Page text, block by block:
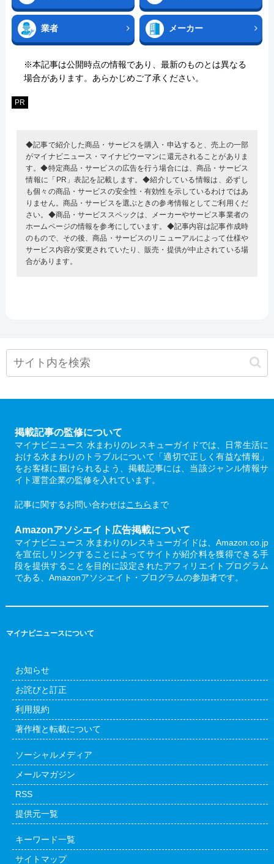
業者 メーカー
※本記事は公開時点の情報であり、最新のものとは異なる
場合があります。あらかじめご了承ください。
PR
◆記事で紹介した商品・サービスを購入・申込すると、売上の一部
がマイナビニュース・マイナビウーマンに還元されることがありま
す。◆特定商品・サービスの広告を行う場合には、商品・サービス
情報に「PR」表記を記載します。◆紹介している情報は、必ずし
も個々の商品・サービスの安全性・有効性を示しているわけではあ
りません。商品・サービスを選ぶときの参考情報としてご利用くだ
さい。◆商品・サービススペックは、メーカーやサービス事業者の
ホームページの情報を参考にしています。◆記事内容は記事作成時
のもので、その後、商品・サービスのリニューアルによって仕様や
サービス内容が変更されていたり、販売・提供が中止されている場
合があります。
掲載記事の監修について
マイナビニュース 水まわりのレスキューガイドでは、日常生活に
おける水まわりのトラブルについて「適切で正しく有益な情報」
をお客様に届けられるよう、掲載記事には、当該ジャンル情報サ
イト運営企業の監修を入れています。
記事に関するお問い合わせはこちら まで
Amazonアソシエイト広告掲載について
マイナビニュース 水まわりのレスキューガイドは、Amazon.co.jp
を宣伝しリンクすることによってサイトが紹介料を獲得できる手
段を提供することを目的に設定されたアフィリエイトプログラム
である、Amazonアソシエイト・プログラムの参加者です。
マイナビニュースについて
お知らせ
お詫びと訂正
利用規約
著作権と転載について
ソーシャルメディア
メールマガジン
RSS
提供元一覧
キーワード一覧
サイトマップ